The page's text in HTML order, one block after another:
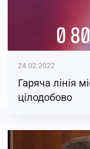
24.02.2022
Гаряча лінія
цілодобово